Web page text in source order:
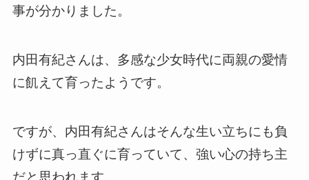
事が分かりました。
内田有紀さんは、多感な少女時代に両親の愛情
に飢えて育ったようです。
ですが、内田有紀さんはそんな生い立ちにも負
けずに真っ直ぐに育っていて、強い心の持ち主
だと思われます。